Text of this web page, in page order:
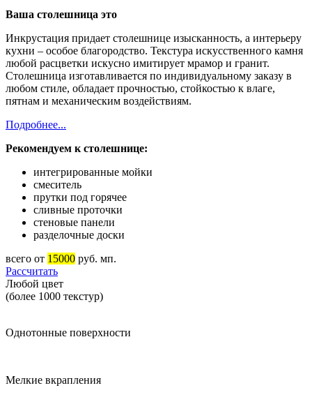
Ваша столешница это
Инкрустация придает столешнице изысканность, а интерьеру
кухни – особое благородство. Текстура искусственного камня
любой расцветки искусно имитирует мрамор и гранит.
Столешница изготавливается по индивидуальному заказу в
любом стиле, обладает прочностью, стойкостью к влаге,
пятнам и механическим воздействиям.
Подробнее...
Рекомендуем к столешнице:
интегрированные мойки
смеситель
прутки под горячее
сливные проточки
стеновые панели
разделочные доски
всего от 15000 руб. мп.
Рассчитать
Любой цвет
(более 1000 текстур)
Однотонные поверхности
Мелкие вкрапления